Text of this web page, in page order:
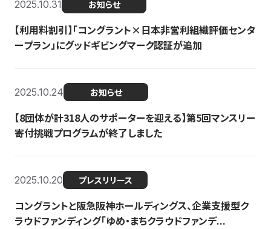
2025.10.31 お知らせ
【利用料割引】「コングラント×日本非営利組織評価センタ
ープラン」にグッドギビングマーク認証が追加
2025.10.24 お知らせ
【8団体が計318人のサポーターを迎える】​​第5回マンスリー
寄付挑戦プログラムが終了しました
2025.10.20 プレスリリース
コングラントと阪急阪神ホールディングス、企業支援型ク
ラウドファンディング「ゆめ・まちクラウドファンデ...